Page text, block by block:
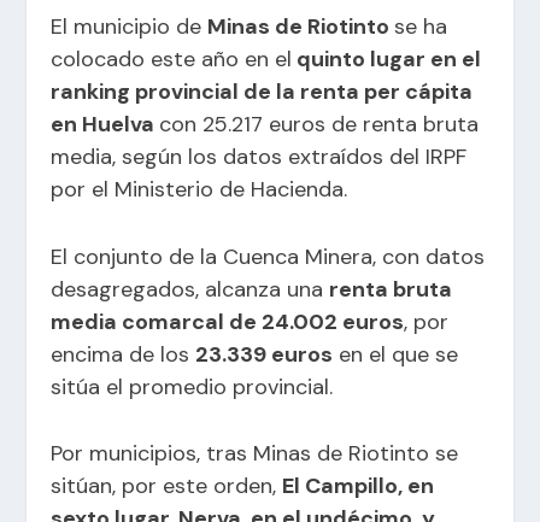
El municipio de Minas de Riotintose ha
colocado este año en el quinto lugar en el
ranking provincial de la renta per cápita
en Huelva con 25.217 euros de renta bruta
media, según los datos extraídos del IRPF
por el Ministerio de Hacienda.
El conjunto de la Cuenca Minera, con datos
desagregados, alcanza una renta bruta
media comarcal de 24.002 euros, por
encima de los 23.339 euros en el que se
sitúa el promedio provincial.
Por municipios, tras Minas de Riotinto se
sitúan, por este orden, El Campillo, en